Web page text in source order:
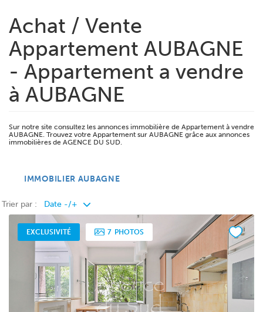
Achat / Vente
Appartement AUBAGNE
- Appartement a vendre
à AUBAGNE
Sur notre site consultez les annonces immobilière de Appartement à vendre
AUBAGNE. Trouvez votre Appartement sur AUBAGNE grâce aux annonces
immobilières de AGENCE DU SUD.
IMMOBILIER AUBAGNE
Trier par :
EXCLUSIVITÉ 7 PHOTOS